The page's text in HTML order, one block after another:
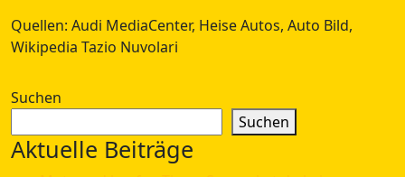
Quellen: Audi MediaCenter, Heise Autos, Auto Bild,
Wikipedia Tazio Nuvolari
Suchen
Suchen
Aktuelle Beiträge